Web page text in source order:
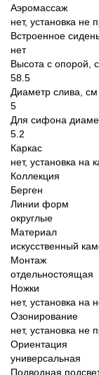
Аэромассаж
нет, установка не
Встроенное
нет
Высота с опорой,
58.5
Диаметр слива, см
5
Для сифона
5.2
Каркас
нет, установка на
Коллекция
Берген
Линии форм
округлые
Материал
искусственный
Монтаж
отдельностоящая
Ножки
нет, установка на
Озонирование
нет, установка не
Ориентация
универсальная
Подводная